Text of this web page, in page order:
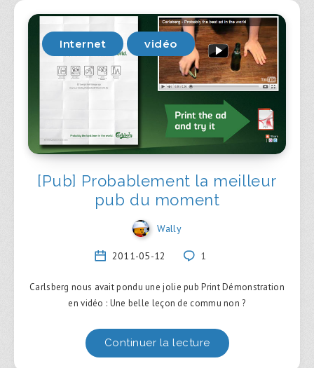
Internet vidéo
[Pub] Probablement la meilleur
pub du moment
Wally
2011-05-12 1
Carlsberg nous avait pondu une jolie pub Print Démonstration
en vidéo : Une belle leçon de commu non ?
Continuer la lecture